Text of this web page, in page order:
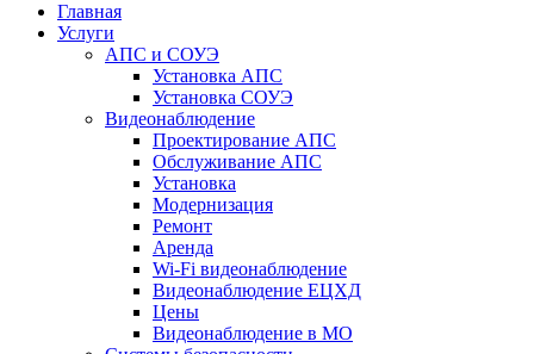
Главная
Услуги
АПС и СОУЭ
Установка АПС
Установка СОУЭ
Видеонаблюдение
Проектирование АПС
Обслуживание АПС
Установка
Модернизация
Ремонт
Аренда
Wi-Fi видеонаблюдение
Видеонаблюдение ЕЦХД
Цены
Видеонаблюдение в МО